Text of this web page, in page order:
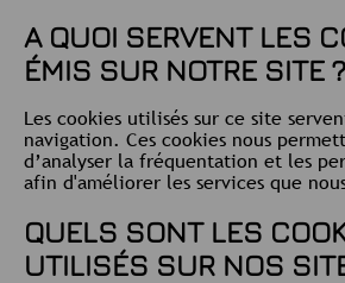
A QUOI SERVENT LES
ÉMIS SUR NOTRE SITE ?
Les cookies utilisés sur ce site
navigation. Ces cookies nous
d’analyser la fréquentation et les
afin d'améliorer les services que
QUELS SONT LES
UTILISÉS SUR NOS